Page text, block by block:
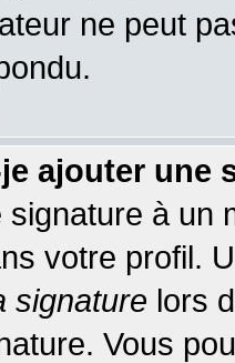
ne peut
ajouter une
signature à un
votre profil.
signature lors
Vous